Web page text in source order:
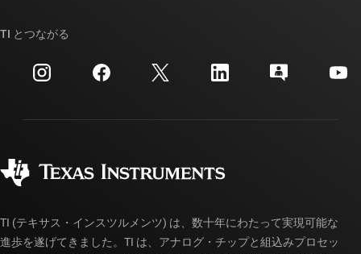
イベント
投資家向け情報
クロスリファレンス検索
カスタマー・サポート・センター
myTI アカウントの FAQ
ご注文に関する FAQ
TI とつながる
TI (テキサス・インスツルメンツ) は、数十年にわたって実現可能な
進歩を遂げてきました。TI は、アナログ・チップと組込みプロセッ